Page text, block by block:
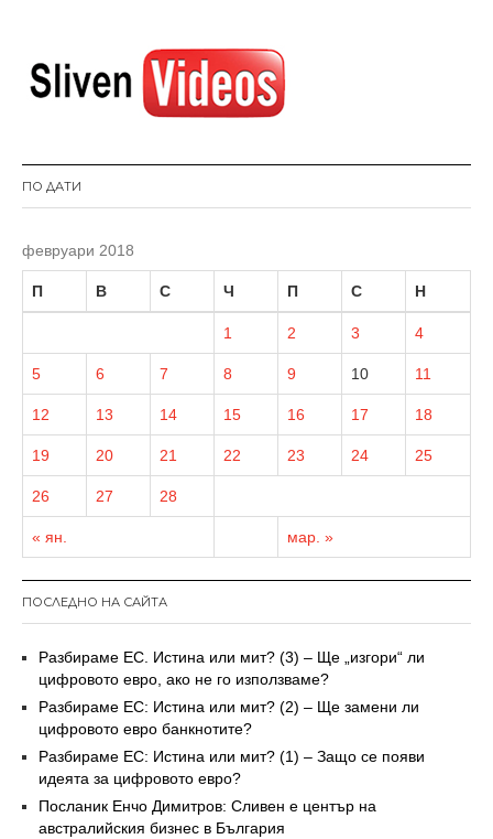
ПО ДАТИ
февруари 2018
П В С Ч П С Н
« ян. мар. »
1 2 3 4
5 6 7 8 9 10 11
12 13 14 15 16 17 18
19 20 21 22 23 24 25
26 27 28
ПОСЛЕДНО НА САЙТА
Разбираме ЕС. Истина или мит? (3) – Ще „изгори“ ли
цифровото евро, ако не го използваме?
Разбираме ЕС: Истина или мит? (2) – Ще замени ли
цифровото евро банкнотите?
Разбираме ЕС: Истина или мит? (1) – Защо се появи
идеята за цифровото евро?
Посланик Енчо Димитров: Сливен е център на
австралийския бизнес в България